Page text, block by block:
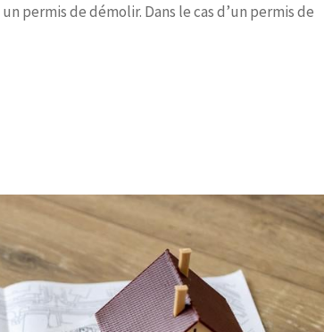
permis de démolir. Dans le cas d’un permis de